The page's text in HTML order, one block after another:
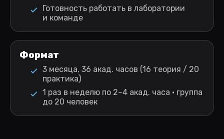
Готовность работать в лаборатории
и команде
Формат
3 месяца, 36 акад. часов (16 теория / 20
практика)
1 раз в неделю по 2–4 акад. часа · группа
до 20 человек